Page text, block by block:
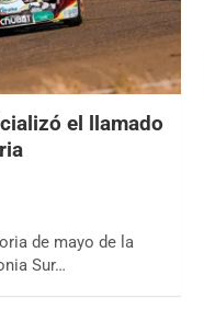
el llamado
de mayo de la
Sur…